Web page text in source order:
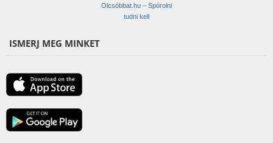
Olcsóbbat.hu – Spórolni
tudni kell
ISMERJ MEG MINKET